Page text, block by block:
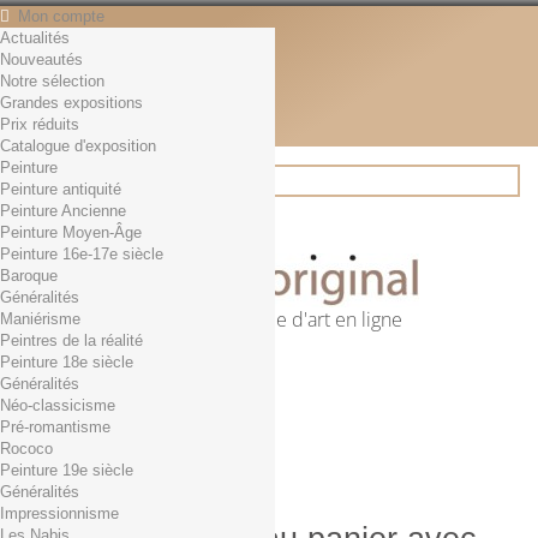
Mon compte
Contact
Français
English
Français
Actualités
Rechercher
Première librairie d'art en ligne
Panier (vide)
Aucun produit
0,01€ dès 29€ d'achat
0,00 € Total
Commander
Actualités
Nouveautés
Notre sélection
Grandes expositions
Prix réduits
Catalogue d'exposition
Peinture
Peinture antiquité
Peinture Ancienne
Peinture Moyen-Âge
Peinture 16e-17e siècle
Baroque
Généralités
Maniérisme
Peintres de la réalité
Peinture 18e siècle
Généralités
Néo-classicisme
Pré-romantisme
Rococo
Peinture 19e siècle
Généralités
Impressionnisme